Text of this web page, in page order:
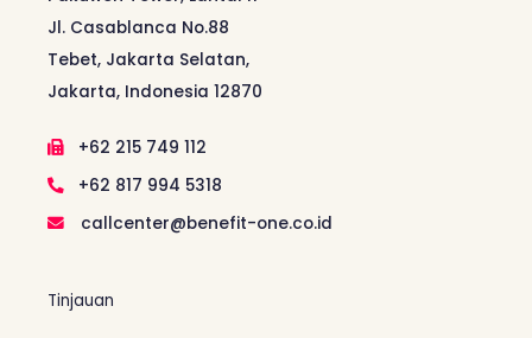
Jl. Casablanca No.88
Tebet, Jakarta Selatan,
Jakarta, Indonesia 12870
+62 215 749 112
+62 817 994 5318
callcenter@benefit-one.co.id
Tinjauan